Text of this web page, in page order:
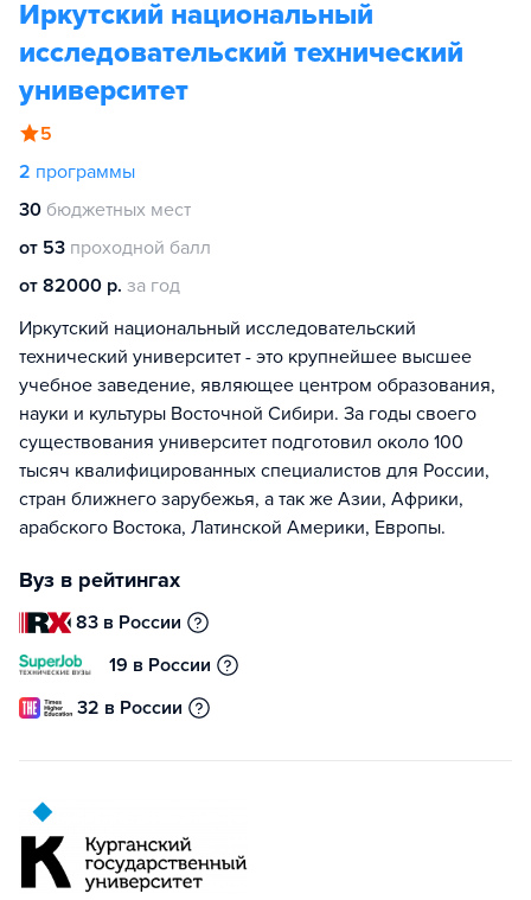
Иркутский национальный
исследовательский технический
университет
5
2 программы
30 бюджетных мест
от 53 проходной балл
от 82000 р. за год
Иркутский национальный исследовательский
технический университет - это крупнейшее высшее
учебное заведение, являющее центром образования,
науки и культуры Восточной Сибири. За годы своего
существования университет подготовил около 100
тысяч квалифицированных специалистов для России,
стран ближнего зарубежья, а так же Азии, Африки,
арабского Востока, Латинской Америки, Европы.
Вуз в рейтингах
83 в России
19 в России
32 в России